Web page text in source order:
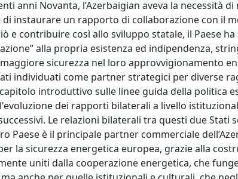
anni Novanta, l’Azerbaigian aveva la necessità
di instaurare un rapporto di collaborazione con il
e contribuire così allo sviluppo statale, il Paese
alla propria esistenza ed indipendenza,
sicurezza nel loro approvvigionamento
individuati come partner strategici per diverse
introduttivo sulle linee guida della politica
dei rapporti bilaterali a livello
Le relazioni bilaterali tra questi due Stati
Paese è il principale partner commerciale
la sicurezza energetica europea, grazie alla
uniti dalla cooperazione energetica, che